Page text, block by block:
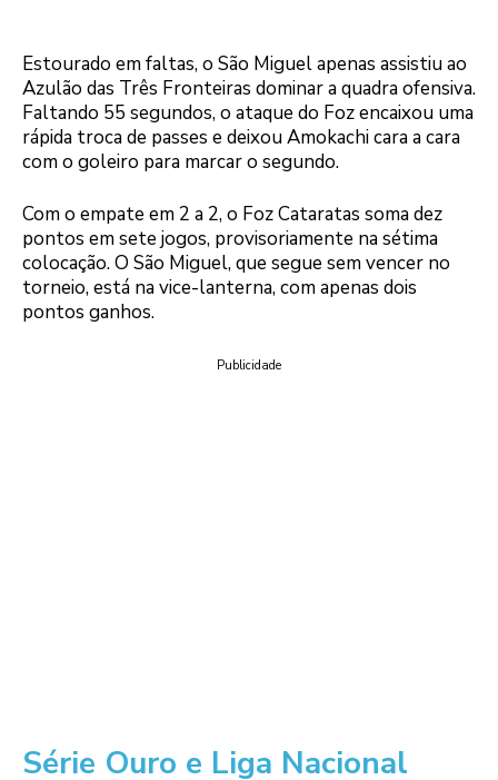
Estourado em faltas, o São Miguel apenas assistiu ao
Azulão das Três Fronteiras dominar a quadra ofensiva.
Faltando 55 segundos, o ataque do Foz encaixou uma
rápida troca de passes e deixou Amokachi cara a cara
com o goleiro para marcar o segundo.
Com o empate em 2 a 2, o Foz Cataratas soma dez
pontos em sete jogos, provisoriamente na sétima
colocação. O São Miguel, que segue sem vencer no
torneio, está na vice-lanterna, com apenas dois
pontos ganhos.
Publicidade
Série Ouro e Liga Nacional